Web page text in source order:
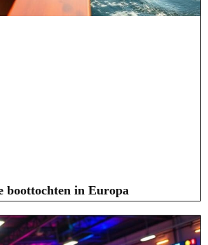
boottochten in Europa